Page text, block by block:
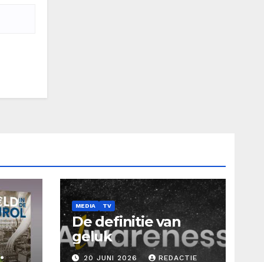
MEDIA TV
De definitie van
geluk
20 JUNI 2026 REDACTIE